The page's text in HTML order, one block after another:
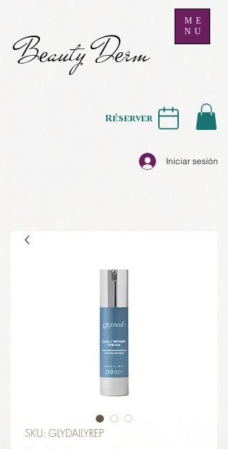
Beauty Derm
ME
NU
Iniciar sesión
Réserver
SKU: GLYDAILYREP